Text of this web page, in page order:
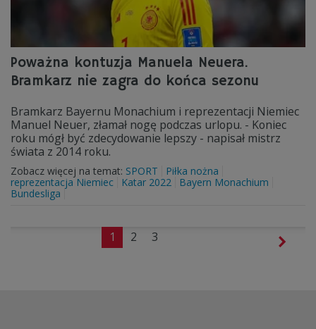
Poważna kontuzja Manuela Neuera.
Bramkarz nie zagra do końca sezonu
Bramkarz Bayernu Monachium i reprezentacji Niemiec
Manuel Neuer, złamał nogę podczas urlopu. - Koniec
roku mógł być zdecydowanie lepszy - napisał mistrz
świata z 2014 roku.
Zobacz więcej na temat: SPORT
Piłka nożna
reprezentacja Niemiec
Katar 2022
Bayern Monachium
Bundesliga
1 2 3